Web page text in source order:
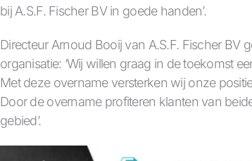
bij A.S.F. Fischer BV in goede handen’.
Directeur Arnoud Booij van A.S.F. Fischer BV
organisatie: ‘Wij willen graag in de toekomst
Met deze overname versterken wij onze
Door de overname profiteren klanten van
gebied’.